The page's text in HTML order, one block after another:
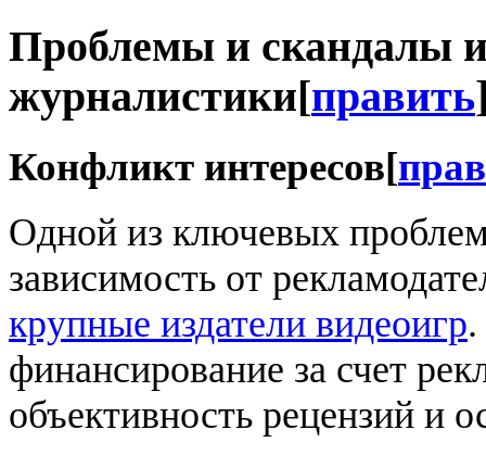
Проблемы и скандалы
журналистики[править
Конфликт интересов[
Одной из ключевых
зависимость от
крупные издатели видеоигр
финансирование за счет
объективность рецензий и